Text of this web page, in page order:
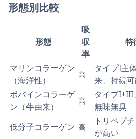
形態別比較
形態
吸
収
率
特
マリンコラーゲン
（海洋性）
高
タイプI主
来、持続
ボバインコラーゲ
ン（牛由来）
高
タイプI+III
無味無臭
低分子コラーゲン 高
トリペプ
が高い